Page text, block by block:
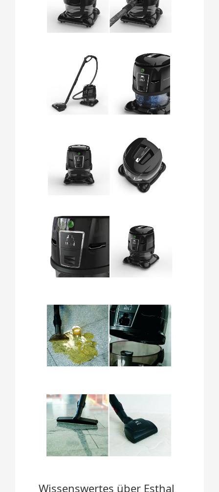
Wissenswertes über Esthal